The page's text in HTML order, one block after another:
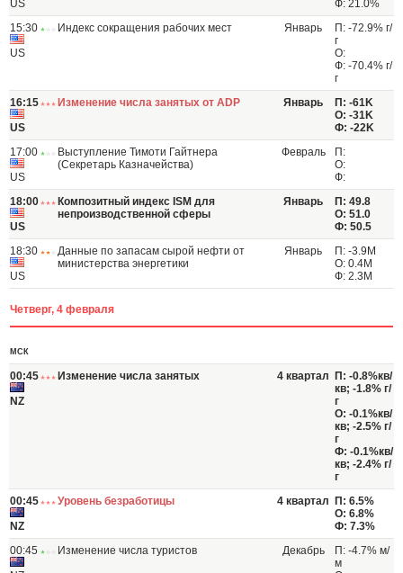
US
Ф: 21.0%
15:30
US
Индекс сокращения рабочих мест Январь
П: -72.9% г/
г
О:
Ф: -70.4% г/
г
16:15
US
Изменение числа занятых от ADP Январь
П: -61K
О: -31K
Ф: -22K
17:00
US
Выступление Тимоти Гайтнера
(Секретарь Казначейства)
Февраль
П:
О:
Ф:
18:00
US
Композитный индекс ISM для
непроизводственной сферы
Январь
П: 49.8
О: 51.0
Ф: 50.5
18:30
US
Данные по запасам сырой нефти от
министерства энергетики
Январь
П: -3.9M
О: 0.4M
Ф: 2.3M
Четверг, 4 февраля
МСК
00:45
NZ
Изменение числа занятых 4 квартал
П: -0.8%кв/
кв; -1.8% г/
г
О: -0.1%кв/
кв; -2.5% г/
г
Ф: -0.1%кв/
кв; -2.4% г/
г
00:45
NZ
Уровень безработицы 4 квартал
П: 6.5%
О: 6.8%
Ф: 7.3%
00:45
Изменение числа туристов Декабрь
П: -4.7% м/
м